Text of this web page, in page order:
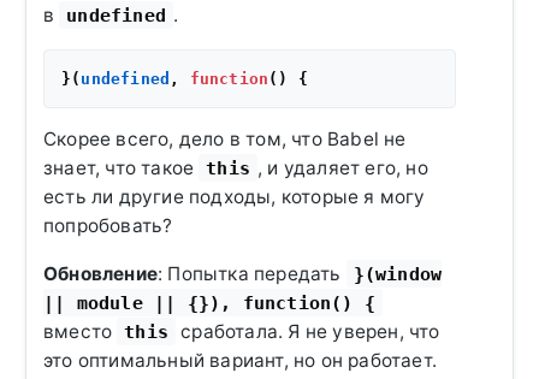
в
undefined .
}( undefined , function (
Скорее всего, дело в том, что Babel не
знает, что такое
this , и удаляет его, но
есть ли другие подходы, которые я могу
попробовать?
Обновление: Попытка передать
}(window
|| module || {}), function() {
вместо this
сработала. Я не уверен, что
это оптимальный вариант, но он работает.